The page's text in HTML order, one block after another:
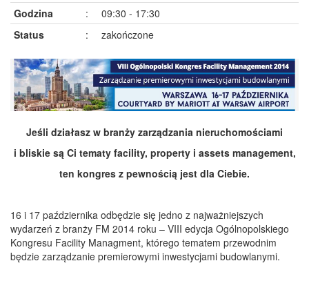
Godzina
:
09:30 - 17:30
Status
: zakończone
Jeśli działasz w branży zarządzania nieruchomościami
i bliskie są Ci tematy facility, property i assets management,
ten kongres z pewnością jest dla Ciebie.
16 i 17 października odbędzie się jedno z najważniejszych
wydarzeń z branży FM 2014 roku – VIII edycja Ogólnopolskiego
Kongresu Facility Managment, którego tematem przewodnim
będzie zarządzanie premierowymi inwestycjami budowlanymi.